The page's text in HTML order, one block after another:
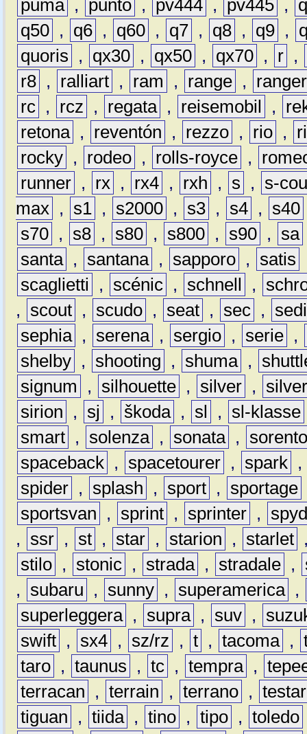
puma , punto , pv444 , pv445 ,
q50 , q6 , q60 , q7 , q8 , q9 ,
quoris
, qx30 , qx50 , qx70 , r ,
r8 , ralliart , ram , range ,
ranger
rc , rcz , regata , reisemobil ,
retona , reventón , rezzo , rio ,
rocky , rodeo , rolls-royce ,
runner , rx , rx4 , rxh , s ,
s-
max , s1 , s2000 , s3 , s4 , s40
s70 , s8 , s80 , s800 , s90 , sa
santa , santana , sapporo , satis
scaglietti
, scénic , schnell ,
,
scout , scudo , seat , sec ,
sephia , serena , sergio , serie ,
shelby , shooting , shuma ,
signum
, silhouette , silver ,
sirion
, sj , škoda , sl , sl-klasse
smart , solenza , sonata ,
spaceback , spacetourer , spark ,
spider , splash , sport , sportage
sportsvan
, sprint , sprinter ,
,
ssr , st , star , starion , starlet
stilo , stonic , strada , stradale ,
,
subaru , sunny , superamerica ,
superleggera , supra , suv ,
swift , sx4 , sz/rz , t , tacoma ,
taro , taunus , tc , tempra ,
terracan
, terrain , terrano ,
tiguan
, tiida , tino , tipo , toledo